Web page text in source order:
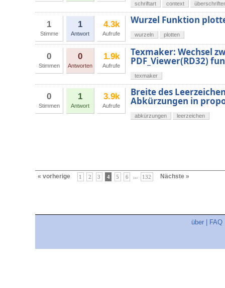
schriftart context
1
Stimme
1
Antwort
4.3k
Aufrufe
Wurzel Funktion
wurzeln plotten
0
Stimmen
0
Antworten
1.9k
Aufrufe
Texmaker: Wechsel
PDF_Viewer(RD32)
texmaker
0
Stimmen
1
Antwort
3.9k
Aufrufe
Breite des
Abkürzungen in
abkürzungen leerzeichen
« vorherige 1 2 3 4 5 6 ... 132 Nächste »
über FAQ